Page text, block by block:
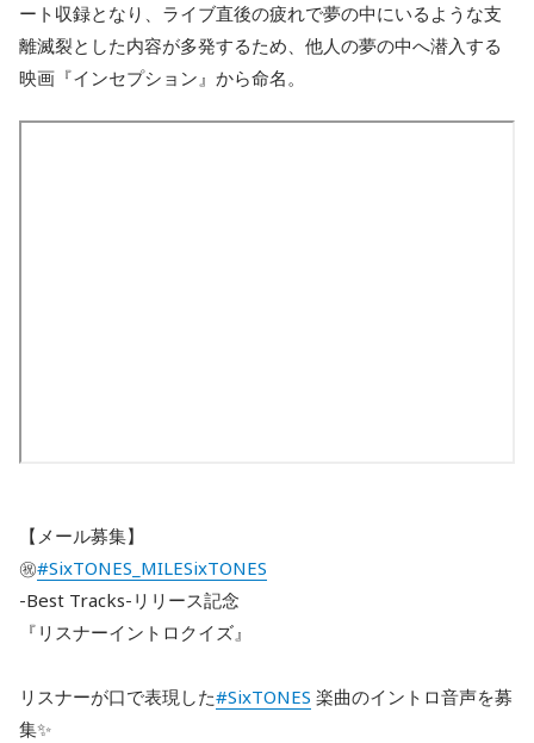
ート収録となり、ライブ直後の疲れで夢の中にいるような支
離滅裂とした内容が多発するため、他人の夢の中へ潜入する
映画『インセプション』から命名。
【メール募集】
㊗️#SixTONES_MILESixTONES
-Best Tracks-リリース記念
『リスナーイントロクイズ』
リスナーが口で表現した#SixTONES 楽曲のイントロ音声を募
集✨